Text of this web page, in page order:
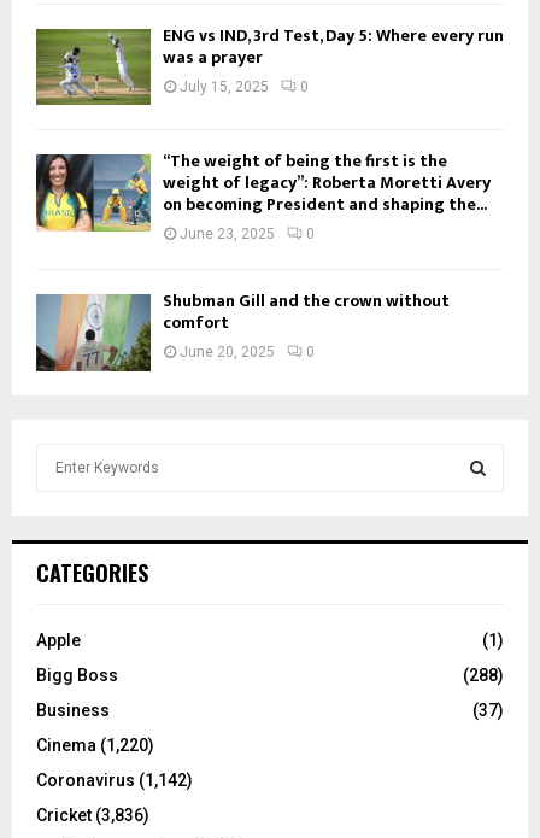
ENG vs IND, 3rd Test, Day 5: Where every run
was a prayer
July 15, 2025 0
“The weight of being the first is the
weight of legacy”: Roberta Moretti Avery
on becoming President and shaping the...
June 23, 2025 0
Shubman Gill and the crown without
comfort
June 20, 2025 0
h
o
:
C
CATEGORIES
Apple
(1)
Bigg Boss
(288)
Business
(37)
Cinema (1,220)
Coronavirus (1,142)
Cricket (3,836)